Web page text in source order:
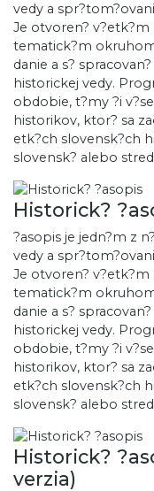
vedy a
Je otvoren?
tematick?m
danie a s?
historickej vedy.
obdobie, t?my ?i
historikov, ktor? sa
etk?ch slovensk?ch
slovensk? alebo
Historick?
?asopis je jedn?m z
vedy a
Je otvoren?
tematick?m
danie a s?
historickej vedy.
obdobie, t?my ?i
historikov, ktor? sa
etk?ch slovensk?ch
slovensk? alebo
Historick?
verzia)